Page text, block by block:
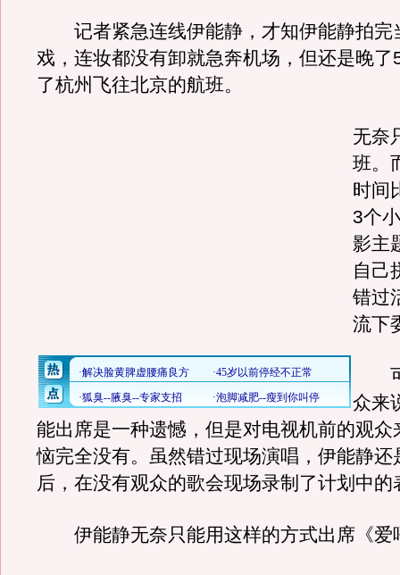
记者紧急连线伊能静，才知伊能静拍完
戏，连妆都没有卸就急奔机场，但还是晚了
了杭州飞往北京的航班。
无奈
班。
时间
3个
影主
自己
错过
流下
可
众来
能出席是一种遗憾，但是对电视机前的观众
恼完全没有。虽然错过现场演唱，伊能静还
后，在没有观众的歌会现场录制了计划中的
伊能静无奈只能用这样的方式出席《爱